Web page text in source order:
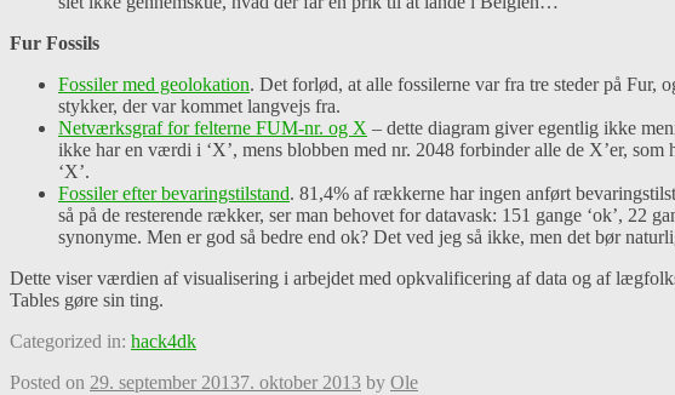
Fur Fossils
Fossiler med geolokation. Det forlød, at alle fossilerne var fra tre steder på Fur,
stykker, der var kommet langvejs fra.
Netværksgraf for felterne FUM-nr. og X – dette diagram giver egentlig ikke
ikke har en værdi i ‘X’, mens blobben med nr. 2048 forbinder alle de X’er,
‘X’.
Fossiler efter bevaringstilstand. 81,4% af rækkerne har ingen anført
så på de resterende rækker, ser man behovet for datavask: 151 gange ‘ok’, 22
synonyme. Men er god så bedre end ok? Det ved jeg så ikke, men det bør
Dette viser værdien af visualisering i arbejdet med opkvalificering af data og af
Tables gøre sin ting.
Categorized in: hack4dk
Posted on 29. september 20137. oktober 2013 by Ole